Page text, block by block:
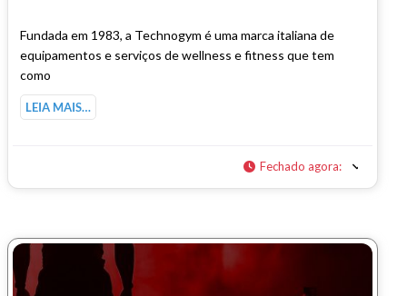
Fundada em 1983, a Technogym é uma marca italiana de
equipamentos e serviços de wellness e fitness que tem
como
LEIA MAIS…
Fechado agora: